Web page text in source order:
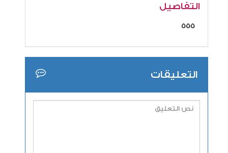
التفاصيل
التعليقات